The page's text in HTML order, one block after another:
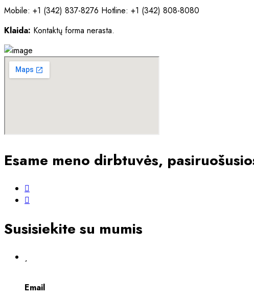
Mobile: +1 (342) 837-8276 Hotline: +1 (342) 808-8080
Klaida: Kontaktų forma nerasta.
Esame meno dirbtuvės,
Susisiekite su mumis
Email